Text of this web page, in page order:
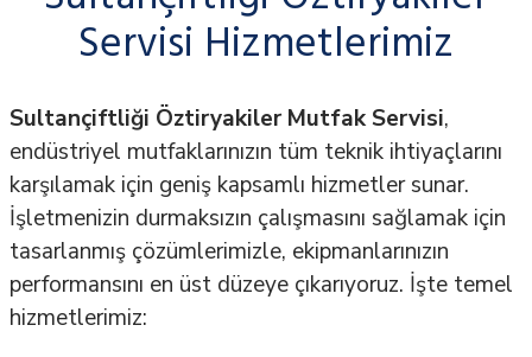
Servisi Hizmetlerimiz
Sultançiftliği Öztiryakiler Mutfak Servisi,
endüstriyel mutfaklarınızın tüm teknik ihtiyaçlarını
karşılamak için geniş kapsamlı hizmetler sunar.
İşletmenizin durmaksızın çalışmasını sağlamak için
tasarlanmış çözümlerimizle, ekipmanlarınızın
performansını en üst düzeye çıkarıyoruz. İşte temel
hizmetlerimiz: